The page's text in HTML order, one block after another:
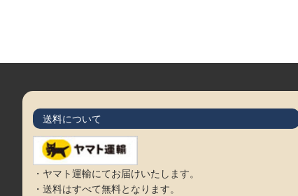
送料について
・ヤマト運輸にてお届けいたします。
・送料はすべて無料となります。